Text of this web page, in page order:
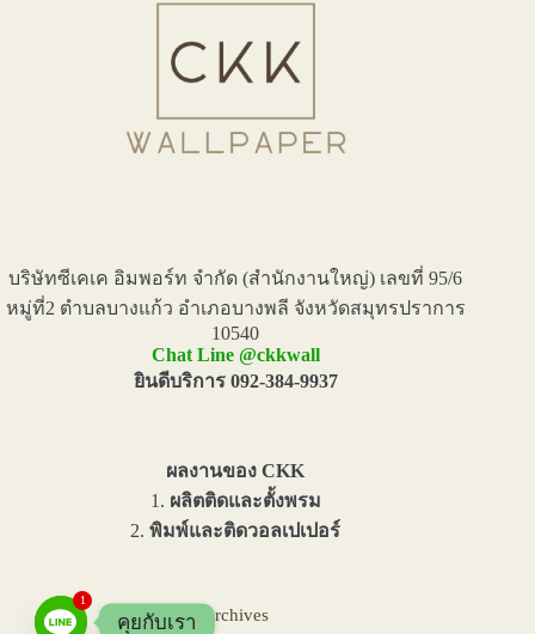
บริษัทซีเคเค อิมพอร์ท จำกัด (สำนักงานใหญ่) เลขที่ 95/6
หมู่ที่2 ตำบลบางแก้ว อำเภอบางพลี จังหวัดสมุทรปราการ
10540
Chat Line @ckkwall
ยินดีบริการ 092-384-9937
ผลงานของ CKK
1. ผลิตติดและตั้งพรม
2.พิมพ์และติดวอลเปเปอร์
Archives
1
คุยกับเรา